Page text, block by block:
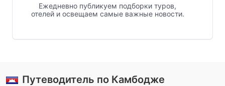
Ежедневно публикуем подборки туров,
отелей и освещаем самые важные новости.
Путеводитель по Камбодже